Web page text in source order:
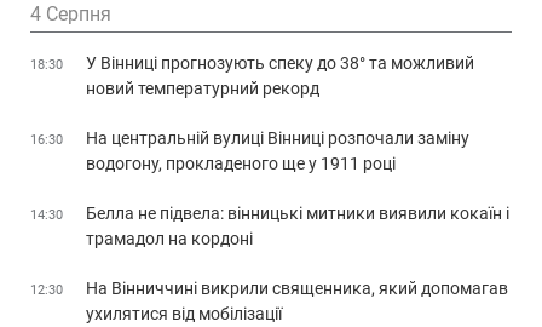
4 Серпня
18:30
У Вінниці прогнозують спеку до 38° та можливий
новий температурний рекорд
16:30
На центральній вулиці Вінниці розпочали заміну
водогону, прокладеного ще у 1911 році
14:30
Белла не підвела: вінницькі митники виявили кокаїн і
трамадол на кордоні
12:30
На Вінниччині викрили священника, який допомагав
ухилятися від мобілізації